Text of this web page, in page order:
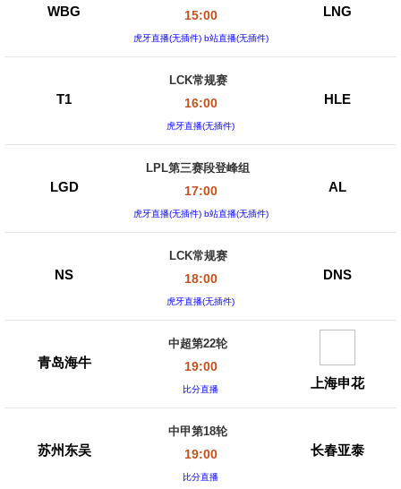
WBG 15:00
虎牙直播(无插件) b站直播(无插件)
LNG
T1
LCK常规赛
16:00
虎牙直播(无插件)
HLE
LGD
LPL第三赛段登峰组
17:00
虎牙直播(无插件) b站直播(无插件)
AL
NS
LCK常规赛
18:00
虎牙直播(无插件)
DNS
青岛海牛
中超第22轮
19:00
比分直播 上海申花
苏州东吴
中甲第18轮
19:00
比分直播
长春亚泰